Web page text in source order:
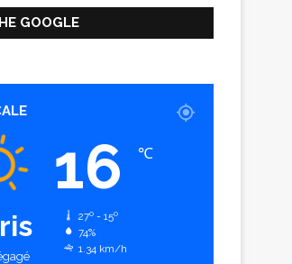
GOOGLE
16 ℃
27º - 15º
74%
1.34 km/h